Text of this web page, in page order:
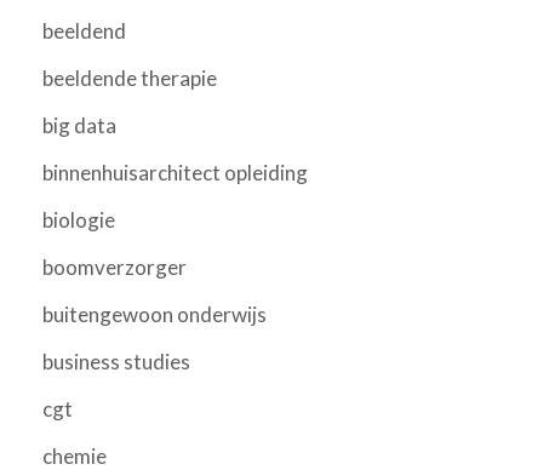
beeldend
beeldende therapie
big data
binnenhuisarchitect opleiding
biologie
boomverzorger
buitengewoon onderwijs
business studies
cgt
chemie